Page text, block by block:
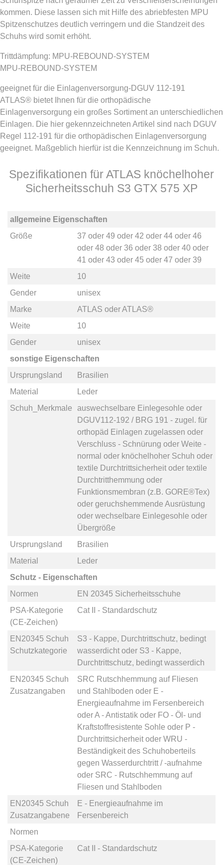
kommen. Diese lassen sich mit Hilfe des abriebfesten MPU
Spitzenschutzes deutlich verringern und die Standzeit des
Schuhs wird somit erhöht.
Trittdämpfung: MPU-REBOUND-SYSTEM
MPU-REBOUND-SYSTEM
geeignet für die Einlagenversorgung-DGUV 112-191
ATLAS® bietet Ihnen für die orthopädische
Einlagenversorgung ein großes Sortiment an unterschiedlichen
Einlagen. Die hier gekennzeichneten Artikel sind nach DGUV
Regel 112-191 für die orthopädischen Einlagenversorgung
geeignet. Maßgeblich hierfür ist die Kennzeichnung im Schuh.
Spezifikationen für ATLAS knöchelhoher
Sicherheitsschuh S3 GTX 575 XP
allgemeine Eigenschaften
Größe
37 oder 49 oder 42 oder 44oder 46
oder 48 oder 36 oder 38 oder 40oder
41 oder 43 oder 45 oder 47 oder 39
Weite
10
Gender
unisex
Marke
ATLAS oderATLAS®
Weite
10
Gender
unisex
sonstige Eigenschaften
Ursprungsland
Brasilien
Material
Leder
Schuh_Merkmale
auswechselbare Einlegesohle oder
DGUV112-192 / BRG 191 - zugel. für
orthopäd Einlagen zugelassen oder
Verschluss - Schnürung oder Weite -
normal oder knöchelhoher Schuh oder
textile Durchtrittsicherheitoder textile
Durchtritthemmung oder
Funktionsmembran (z.B. GORE®Tex)
oder geruchshemmende Ausrüstung
oder wechselbare Einlegesohle oder
Übergröße
Ursprungsland
Brasilien
Material
Leder
Schutz - Eigenschaften
Normen
EN 20345 Sicherheitsschuhe
PSA-Kategorie
(CE-Zeichen)
Cat II - Standardschutz
EN20345 Schuh
Schutzkategorie
S3 - Kappe, Durchtrittschutz, bedingt
wasserdichtoder S3 - Kappe,
Durchtrittschutz, bedingt wasserdich
EN20345 Schuh
Zusatzangaben
SRC Rutschhemmung auf Fliesen
und Stahlboden oder E -
Energieaufnahme im Fersenbereich
oderA - Antistatikoder FO - Öl- und
Kraftstoffresistente Sohle oder P -
Durchtrittsicherheitoder WRU -
Beständigkeit des Schuhoberteils
gegen Wasserdurchtritt / -aufnahme
oder SRC - Rutschhemmung auf
Fliesen und Stahlboden
EN20345 Schuh
Zusatzangabene
E - Energieaufnahme im
Fersenbereich
Normen
PSA-Kategorie
(CE-Zeichen)
Cat II - Standardschutz